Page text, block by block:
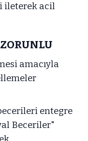
ileterek acil
amacıyla
entegre
Beceriler"